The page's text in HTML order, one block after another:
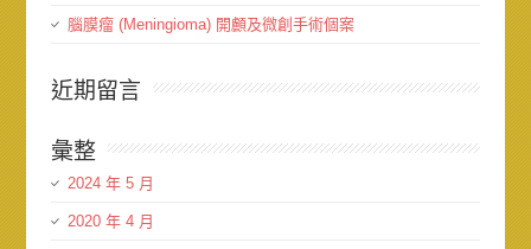
腦膜瘤 (Meningioma) 開顱及微創手術個案
近期留言
彙整
2024 年 5 月
2020 年 4 月